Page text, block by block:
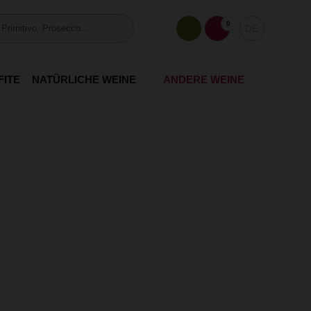
0
NATÜRLICHE WEINE ANDERE WEINE